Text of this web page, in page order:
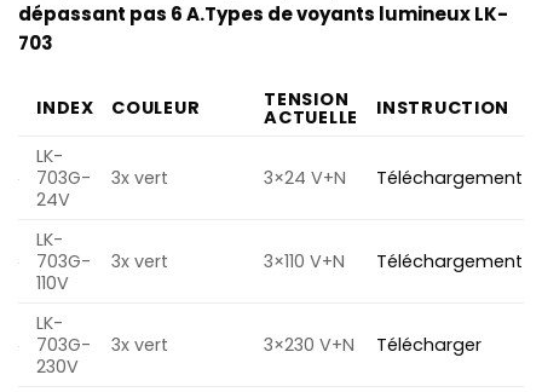
dépassant pas 6 A.Types de voyants lumineux LK-
703
INDEX COULEUR TENSION
ACTUELLE
INSTRUCTION
LK-
703G-
24V
3x vert 3×24 V+N Téléchargement
LK-
703G-
110V
3x vert 3×110 V+N Téléchargement
LK-
703G-
230V
3x vert 3×230 V+N Télécharger